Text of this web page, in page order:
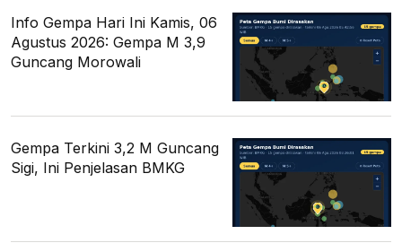
Info Gempa Hari Ini Kamis, 06
Agustus 2026: Gempa M 3,9
Guncang Morowali
Gempa Terkini 3,2 M Guncang
Sigi, Ini Penjelasan BMKG